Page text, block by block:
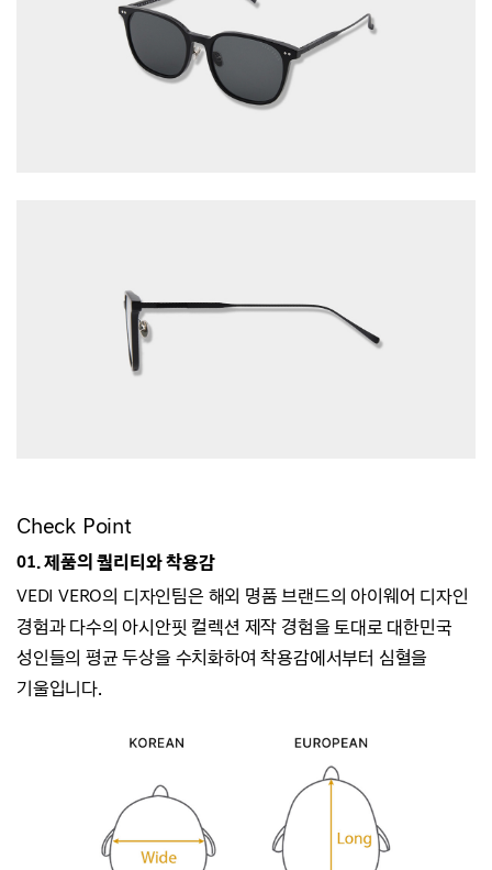
Check Point
01. 제품의 퀄리티와 착용감
VEDI VERO의 디자인팀은 해외 명품 브랜드의 아이웨어 디자인
경험과 다수의 아시안핏 컬렉션 제작 경험을 토대로 대한민국
성인들의 평균 두상을 수치화하여착용감에서부터 심혈을
기울입니다.